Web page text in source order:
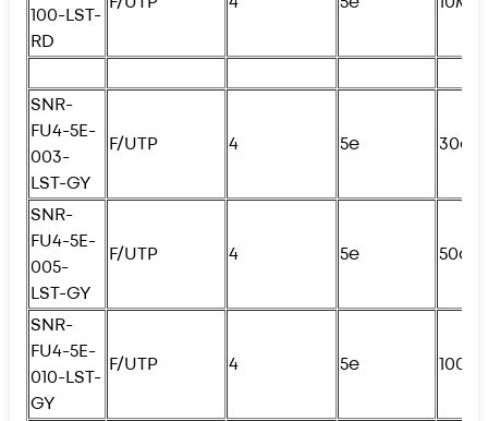
100-LST-
RD
SNR-
FU4-5E-
003-
LST-GY
F/UTP 4 5e 30см
SNR-
FU4-5E-
005-
LST-GY
F/UTP 4 5e 50см
SNR-
FU4-5E-
010-LST-
GY
F/UTP 4 5e